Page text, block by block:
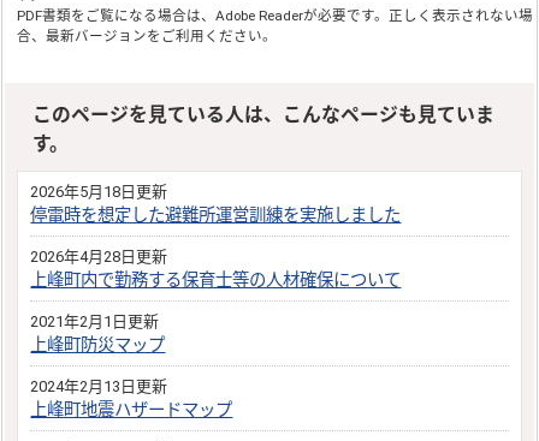
PDF書類をご覧になる場合は、Adobe Readerが必要です。正しく表示されない場
合、最新バージョンをご利用ください。
このページを見ている人は、こんなページも見ていま
す。
2026年5月18日更新
停電時を想定した避難所運営訓練を実施しました
2026年4月28日更新
上峰町内で勤務する保育士等の人材確保について
2021年2月1日更新
上峰町防災マップ
2024年2月13日更新
上峰町地震ハザードマップ